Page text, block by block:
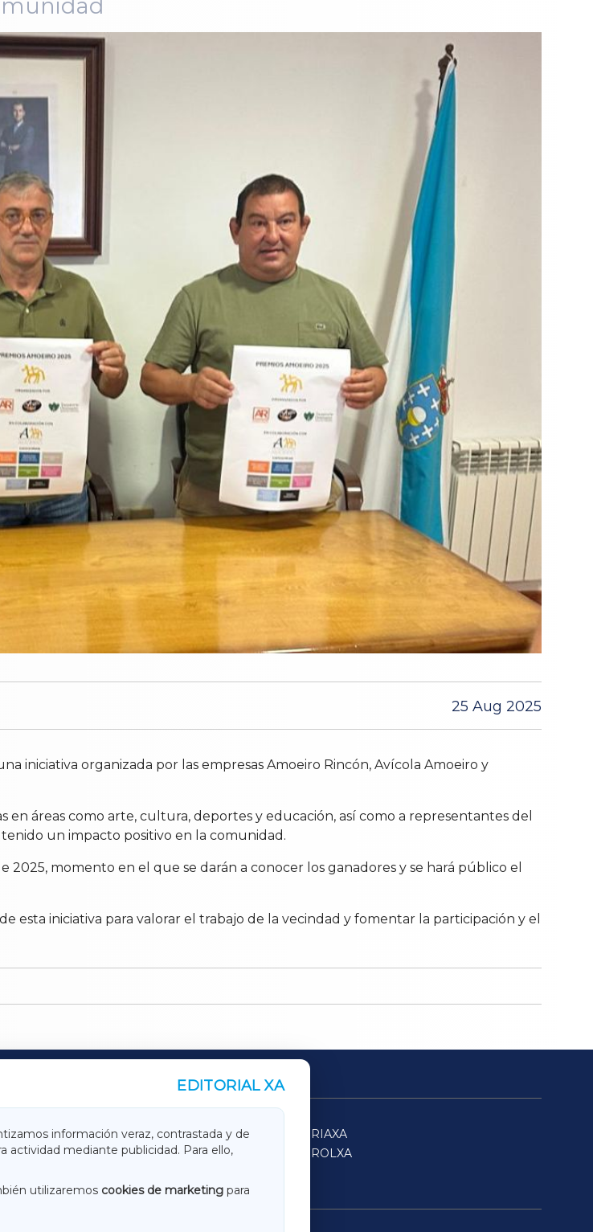
25 Aug 2025
iniciativa organizada por las empresas Amoeiro Rincón, Avícola Amoeiro y
en áreas como arte, cultura, deportes y educación, así como a representantes del
un impacto positivo en la comunidad.
2025, momento en el que se darán a conocer los ganadores y se hará público el
esta iniciativa para valorar el trabajo de la vecindad y fomentar la participación y el
EDITORIAL XA
información veraz, contrastada y de
actividad mediante publicidad. Para ello,
utilizaremos cookies de marketing para
TERRACHAXA
SARRIAXA
ACORUÑAXA
FERROLXA